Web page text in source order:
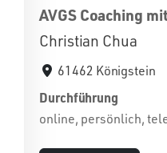
AVGS Coaching
Christian Chua
61462 Königstein
Durchführung
online, persönlich,